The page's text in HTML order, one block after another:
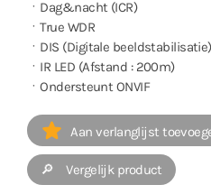
ㆍDag&nacht (ICR)
ㆍTrue WDR
ㆍDIS (Digitale
ㆍIR LED (Afstand : 200m)
ㆍOndersteunt ONVIF
Aan verlanglijst
🔎 Vergelijk product